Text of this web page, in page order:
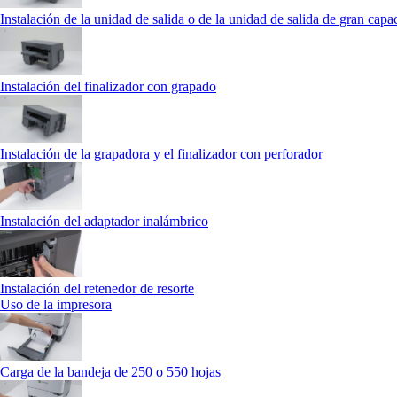
Instalación de la unidad de salida o de la unidad de salida de gran
Instalación del finalizador con grapado
Instalación de la grapadora y el finalizador con perforador
Instalación del adaptador inalámbrico
Instalación del retenedor de resorte
Uso de la impresora
Carga de la bandeja de 250 o 550 hojas